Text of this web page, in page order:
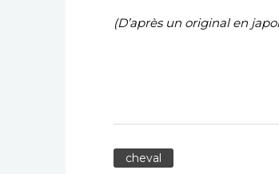
(D’après un original en
cheval